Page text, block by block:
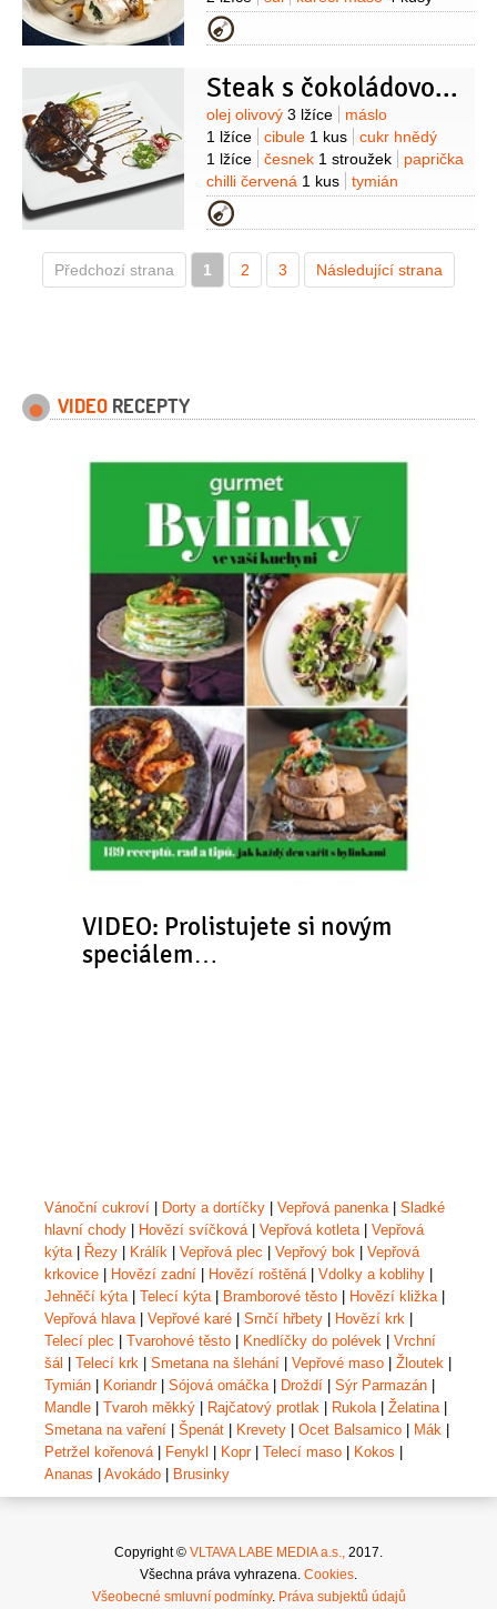
(prsa)
2 lžíce
česnek2 stroužky
kmín
250 gramů
smetana na vaření
2 decilitry
vývar masový
2 decilitry
víno bílé
1,5 decilitru
máslo 50 gramů
Kategorie
Steak s čokoládovou omáčkou
Suroviny
olej olivový 3 lžíce
máslo
1 lžíce
cibule 1 kus
cukr hnědý
1 lžíce
česnek 1 stroužek
paprička
chilli červená 1 kus
tymián
1 snítka
50 mililitrů
Kategorie
Předchozí strana 1 2 3 Následující strana
VIDEO RECEPTY
VIDEO: Prolistujete si novým
speciálem…
Vánoční cukroví Dorty a dortíčky Vepřová panenka| Sladké
hlavní chody
Hovězí svíčková| Vepřová kotleta| Vepřová
kýta| Řezy Králík Vepřová plec Vepřový bok
Vepřová
krkovice
Hovězí zadní Hovězí roštěná| Vdolky a koblihy
Jehněčí kýta| Telecí kýta| Bramborové těsto Hovězí kližka|
Vepřová hlava| Vepřové karé Srnčí hřbety Hovězí krk
Telecí plec
Tvarohové těsto Knedlíčky do polévek
Vrchní
šál
Telecí krk Smetana na šlehání Vepřové maso Žloutek
Tymián
Koriandr| Sójová omáčka| Droždí Sýr Parmazán
Mandle
Tvaroh měkký Rajčatový protlak Rukola| Želatina|
Smetana na vaření
Špenát Krevety Ocet Balsamico Mák
Petržel kořenová| Fenykl Kopr| Telecí maso Kokos
Ananas
Avokádo Brusinky
Copyright © VLTAVA LABE MEDIA a.s., 2017.
Všechna práva vyhrazena. Cookies.
Všeobecné smluvní podmínky. Práva subjektů údajů